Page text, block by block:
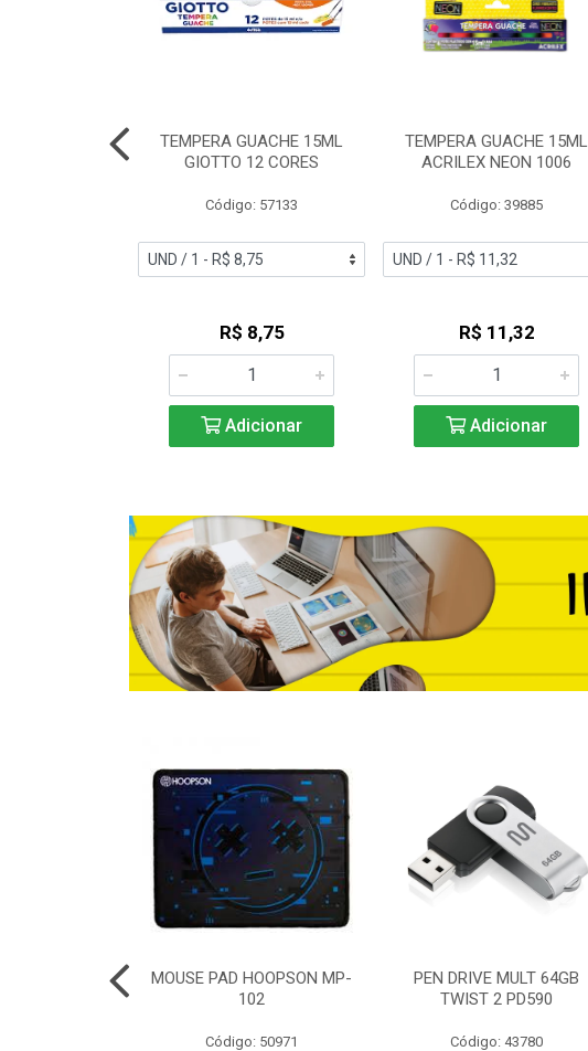
TEMPERA GUACHE 15ML
GIOTTO 12 CORES
Código: 57133
R$ 8,75
Adicionar
TEMPERA GUACHE 15ML
ACRILEX NEON 1006
Código: 39885
R$ 11,32
Adicionar
MOUSE PAD HOOPSON MP-
102
Código: 50971
PEN DRIVE MULT 64GB
TWIST 2 PD590
Código: 43780